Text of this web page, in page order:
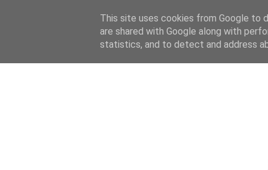
STRONA GŁÓWNA WSPÓŁPRACA RECENZJE O
This site uses cookies from Google to
are shared with Google along with
statistics, and to detect and address